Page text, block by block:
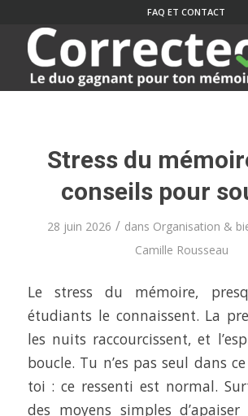
FAQ ET CONTACT
Stress du
conseils pour
28 juin 2026 / dans Organisation &
Camille Rousseau
Le stress du mémoire,
étudiants le connaissent. La
les nuits raccourcissent, et
boucle. Tu n’es pas seul dans
toi : ce ressenti est normal.
des moyens simples